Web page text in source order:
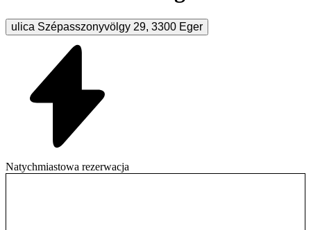
ulica Szépasszonyvölgy 29, 3300 Eger
Natychmiastowa rezerwacja